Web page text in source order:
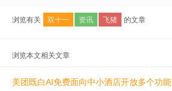
浏览有关 双十一 资讯 飞猪 的文章
浏览本文相关文章
美团既白AI免费面向中小酒店开放多个功能